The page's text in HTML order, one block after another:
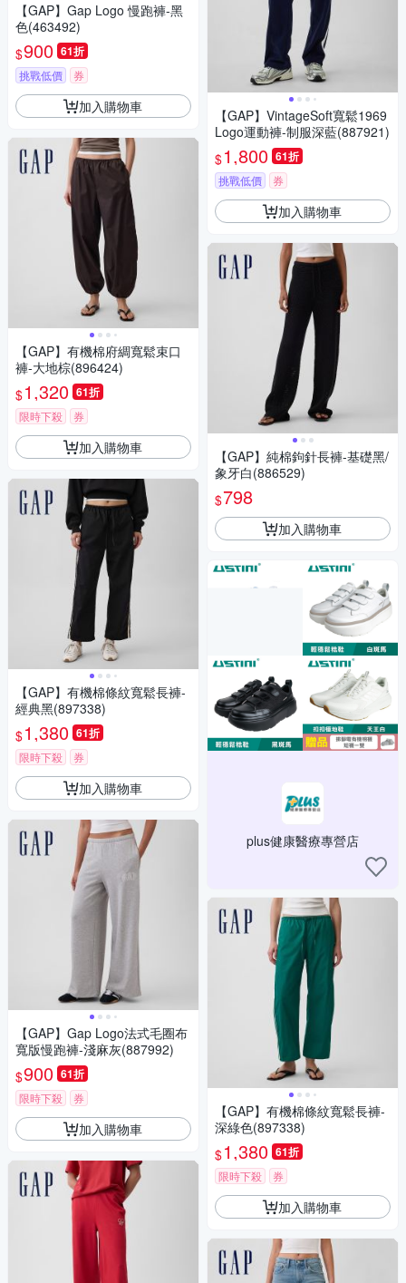
【GAP】Gap Logo 慢跑褲-黑
色(463492)
$900 61折
挑戰低價 券
加入購物車
【GAP】有機棉府綢寬鬆束口
褲-大地棕(896424)
$1,320 61折
限時下殺 券
加入購物車
【GAP】有機棉條紋寬鬆長褲-
經典黑(897338)
$1,380 61折
限時下殺 券
加入購物車
【GAP】Gap Logo法式毛圈布
寬版慢跑褲-淺麻灰(887992)
$900 61折
限時下殺 券
加入購物車
【GAP】VintageSoft寬鬆1969
Logo運動褲-制服深藍(887921)
$1,800 61折
挑戰低價 券
加入購物車
【GAP】純棉鉤針長褲-基礎黑/
象牙白(886529)
$798
加入購物車
plus健康醫療專營店
【GAP】有機棉條紋寬鬆長褲-
深綠色(897338)
$1,380 61折
限時下殺 券
加入購物車